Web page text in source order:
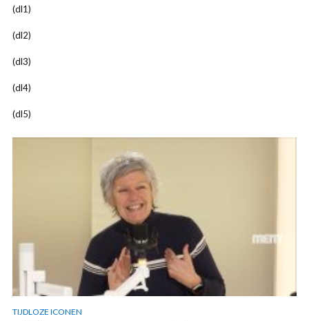
(dl1)
(dl2)
(dl3)
(dl4)
(dl5)
TIJDLOZE ICONEN